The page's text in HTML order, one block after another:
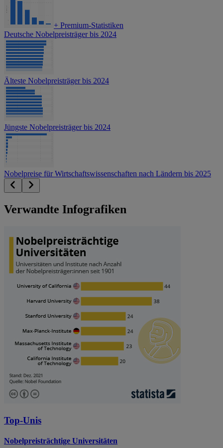
+ Premium-Statistiken
Deutsche Nobelpreisträger bis 2024
Älteste Nobelpreisträger bis 2024
Jüngste Nobelpreisträger bis 2024
Nobelpreise für Wirtschaftswissenschaften nach Ländern bis 2025
Verwandte Infografiken
Top-Unis
Nobelpreisträchtige Universitäten